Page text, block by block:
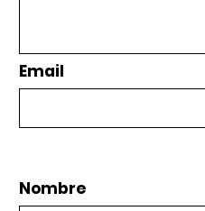
Email
Nombre